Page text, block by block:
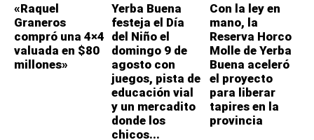
«Raquel
Graneros
compró una 4×4
valuada en $80
millones»
Yerba Buena
festeja el Día
del Niño el
domingo 9 de
agosto con
juegos, pista de
educación vial
y un mercadito
donde los
chicos...
Con la ley en
mano, la
Reserva Horco
Molle de Yerba
Buena aceleró
el proyecto
para liberar
tapires en la
provincia